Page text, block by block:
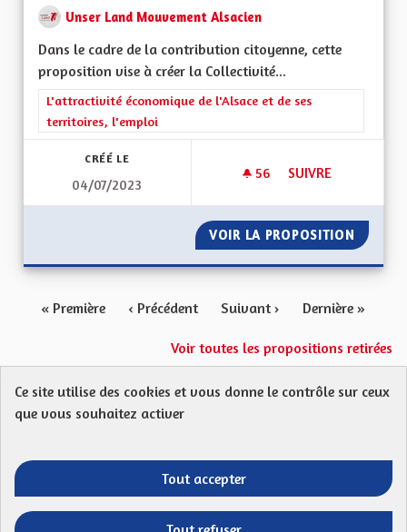
Unser Land Mouvement Alsacien
Dans le cadre de la contribution citoyenne, cette
proposition vise à créer la Collectivité...
Filtrer les résultats de la catégorie : L'attractivité
L'attractivité économique de l'Alsace et de ses
territoires, l'emploi
CRÉÉ LE
04/07/2023
56 56 ABONNÉS
SUIVRE
VOIR LA PROPOSITION
« Première ‹ Précédent Suivant › Dernière »
Voir toutes les propositions retirées
Protection des Données
Télécharger les fichiers Open Data
Entre vos mains - Collectivité
Entre vos mains - Collectivité
Entre vos mains - Collectivité
Entre vos mains -
Ce site utilise des cookies et vous donne le contrôle sur ceux
que vous souhaitez activer
Tout accepter